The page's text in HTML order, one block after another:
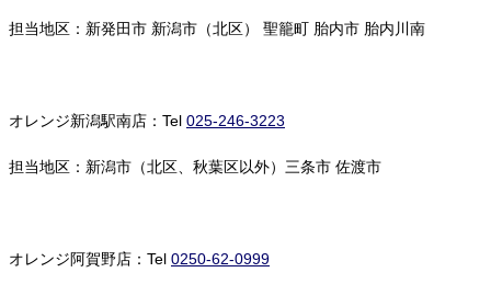
担当地区：新発田市 新潟市（北区） 聖籠町 胎内市 胎内川南
オレンジ新潟駅南店：Tel 025-246-3223
担当地区：新潟市（北区、秋葉区以外）三条市 佐渡市
オレンジ阿賀野店：Tel 0250-62-0999